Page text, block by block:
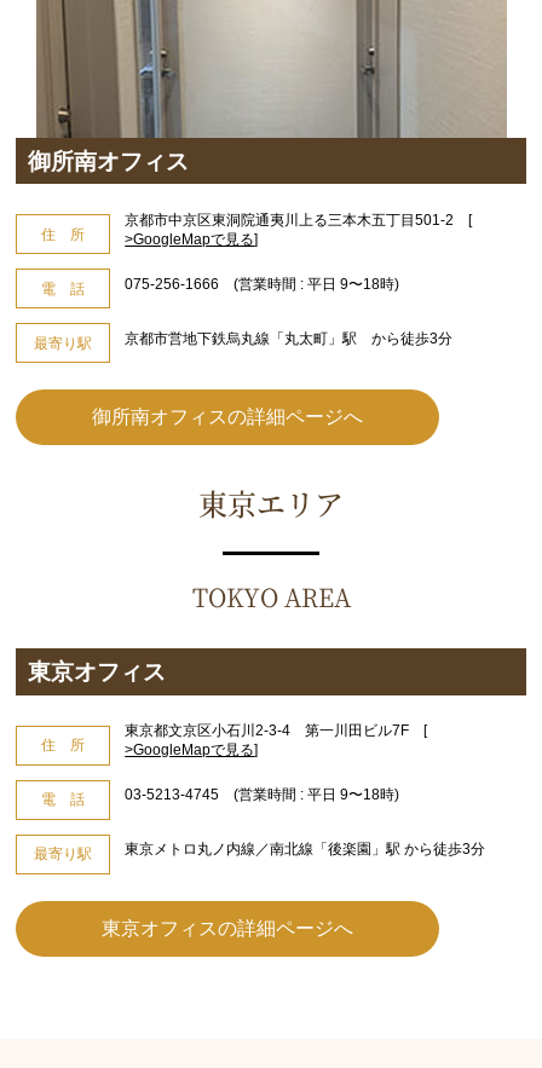
御所南オフィス
住 所
京都市中京区東洞院通夷川上る三本木五丁目501-2 [
>GoogleMapで見る]
電 話 075-256-1666 (営業時間 : 平日 9〜18時)
最寄り駅 京都市営地下鉄烏丸線「丸太町」駅 から徒歩3分
御所南オフィスの詳細ページへ
東京エリア
TOKYO AREA
東京オフィス
住 所
東京都文京区小石川2-3-4 第一川田ビル7F [
>GoogleMapで見る]
電 話 03-5213-4745 (営業時間 : 平日 9〜18時)
最寄り駅 東京メトロ丸ノ内線／南北線「後楽園」駅 から徒歩3分
東京オフィスの詳細ページへ